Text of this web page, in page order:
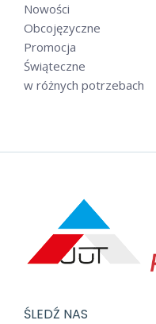
Nowości
Obcojęzyczne
Promocja
Świąteczne
w różnych potrzebach
ŚLEDŹ NAS